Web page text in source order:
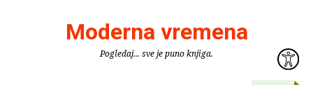
Moderna vremena
Pogledaj... sve je puno knjiga.